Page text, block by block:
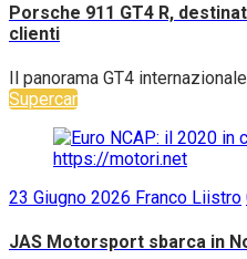
Porsche 911 GT4 R,
clienti
Il panorama GT4
Supercar
23 Giugno 2026 Franco Liistro
JAS Motorsport sbarca in